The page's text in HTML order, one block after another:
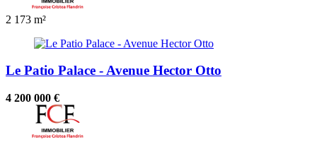
2 173 m²
Le Patio Palace - Avenue Hector Otto
4 200 000 €